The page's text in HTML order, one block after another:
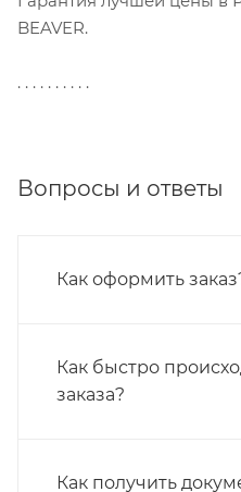
BEAVER.
. . . . . . . . . .
Вопросы и ответы
Как оформить
Как быстро
заказа?
Как получить